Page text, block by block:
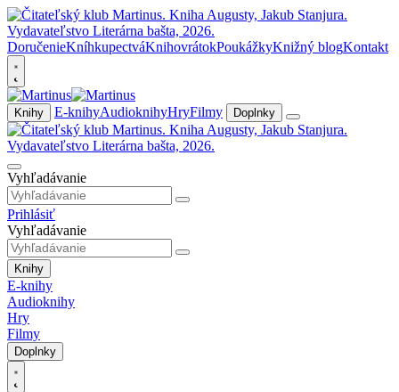
DoručenieKníhkupectváKnihovrátokPoukážkyKnižný blogKontakt
Knihy E-knihyAudioknihyHryFilmy Doplnky
Vyhľadávanie
Prihlásiť
Vyhľadávanie
Knihy
E-knihy
Audioknihy
Hry
Filmy
Doplnky